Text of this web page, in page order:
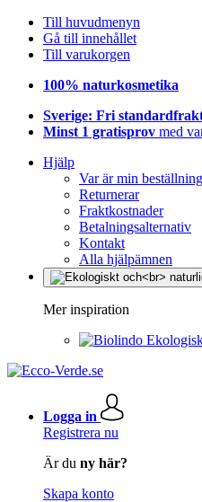
Till huvudmenyn
Gå till innehållet
Till varukorgen
100% naturkosmetika
Sverige: Fri
Minst 1 gratisprov med
Hjälp
Var är min
Returnerar
Fraktkostnader
Betalningsalternativ
Kontakt
Alla hjälpämnen
Mer inspiration
Logga in
Registrera nu
Är du ny här?
Skapa konto